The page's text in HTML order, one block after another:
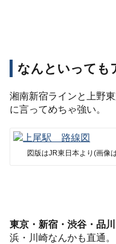
なんといっても
湘南新宿ラインと上野
に言ってめちゃ強い。
図版はJR東日本より(画像
東京・新宿・渋谷・品
浜・川崎なんかも直通。